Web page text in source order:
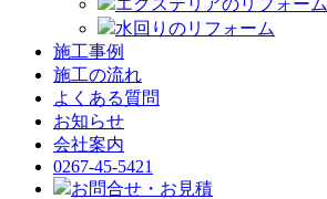
水回りのリフォーム
施工事例
施工の流れ
よくある質問
お知らせ
会社案内
0267-45-5421
お問合せ・お見積